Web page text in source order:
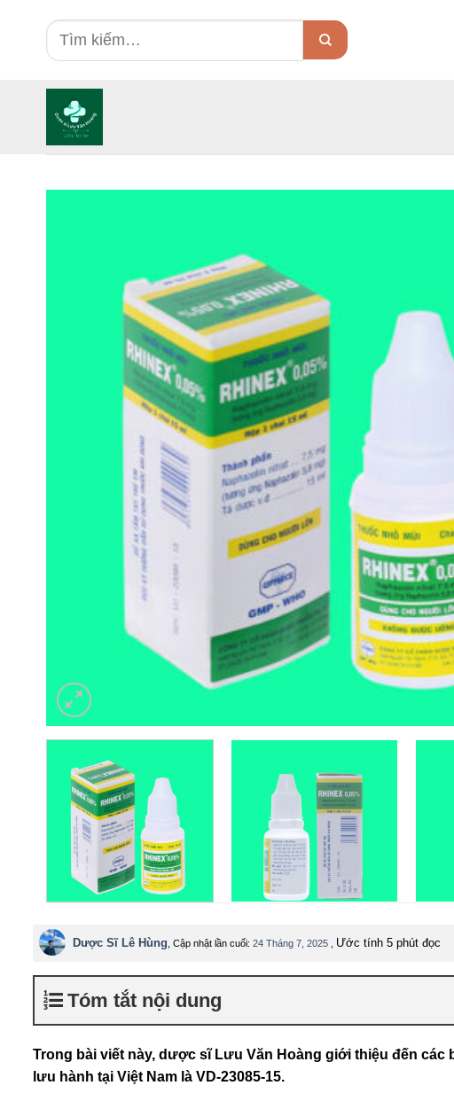
Tìm
Dược Sĩ Lê Hùng , Cập nhật lần cuối: 24 Tháng 7, 2025 Ước tính 5 phút đọc
Tóm tắt nội dung
Trong bài viết này, dược sĩ Lưu Văn Hoàng giới thiệu đến các
lưu hành tại Việt Nam là VD-23085-15.